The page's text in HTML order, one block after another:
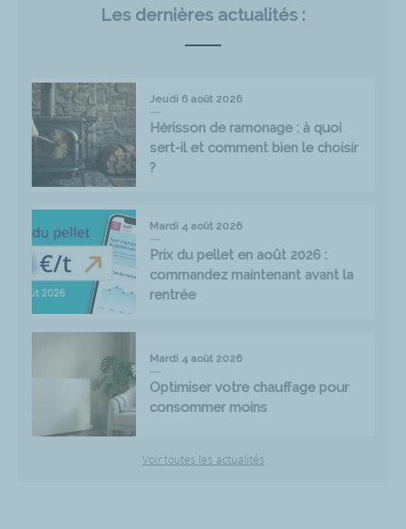
Les dernières actualités :
Jeudi 6 août 2026
Hérisson de ramonage : à quoi
sert-il et comment bien le choisir
?
Mardi 4 août 2026
Prix du pellet en août 2026 :
commandez maintenant avant la
rentrée
Mardi 4 août 2026
Optimiser votre chauffage pour
consommer moins
Voir toutes les actualités